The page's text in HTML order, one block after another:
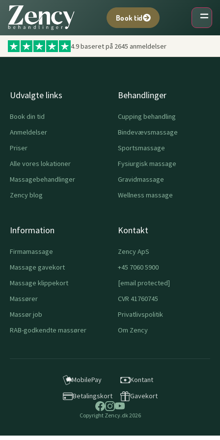
Videre
indhold
Book tid
4.9 baseret på 2645 anmeldelser
Udvalgte links
Book din tid
Anmeldelser
Priser
Alle vores lokationer
Massagebehandlinger
Zency blog
Behandlinger
Cupping behandling
Bindevævsmassage
Sportsmassage
Fysiurgisk massage
Gravidmassage
Wellness massage
Information
Firmamassage
Massage gavekort
Massage klippekort
Massører
Massør job
RAB-godkendte massører
Kontakt
Zency ApS
+45 7060 5900
[email protected]
CVR 41760745
Privatlivspolitik
Om Zency
Copyright Zency.dk 2026
MobilePay
Kontant
Betalingskort
Gavekort